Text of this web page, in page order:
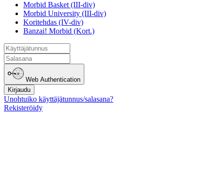
Morbid Basket (III-div)
Morbid University (III-div)
Koritehdas (IV-div)
Banzai! Morbid (Kort.)
Web Authentication
Kirjaudu
Unohtuiko käyttäjätunnus/salasana?
Rekisteröidy